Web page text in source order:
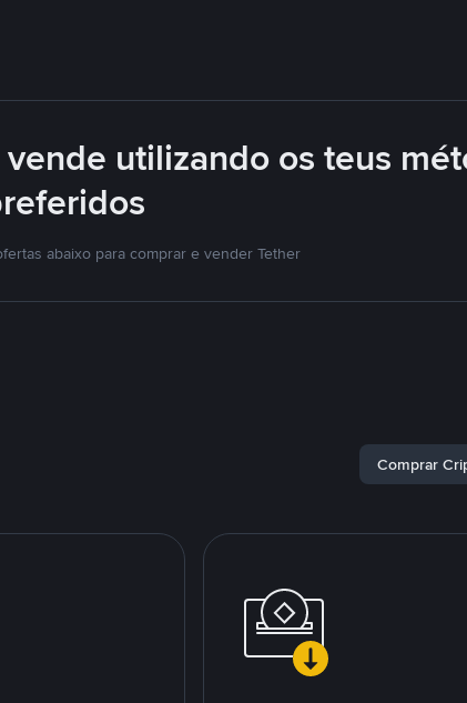
utilizando os teus
abaixo para comprar e vender Tether
Comprar